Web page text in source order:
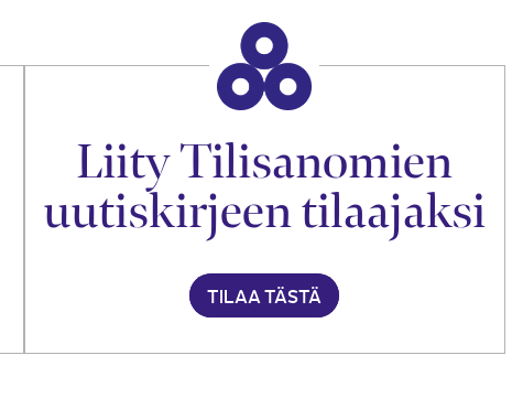
Liity Tilisanomien
uutiskirjeen tilaajaksi
TILAA TÄSTÄ